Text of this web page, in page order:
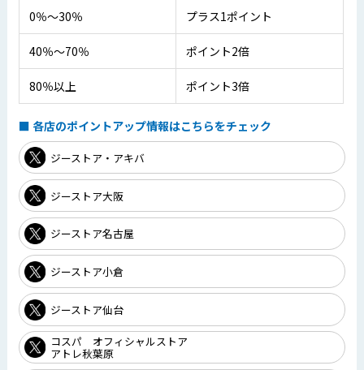
0％～30％ プラス1ポイント
40％～70％ ポイント2倍
80％以上 ポイント3倍
各店のポイントアップ情報はこちらをチェック
ジーストア・アキバ
ジーストア大阪
ジーストア名古屋
ジーストア小倉
ジーストア仙台
コスパ オフィシャルストア
アトレ秋葉原